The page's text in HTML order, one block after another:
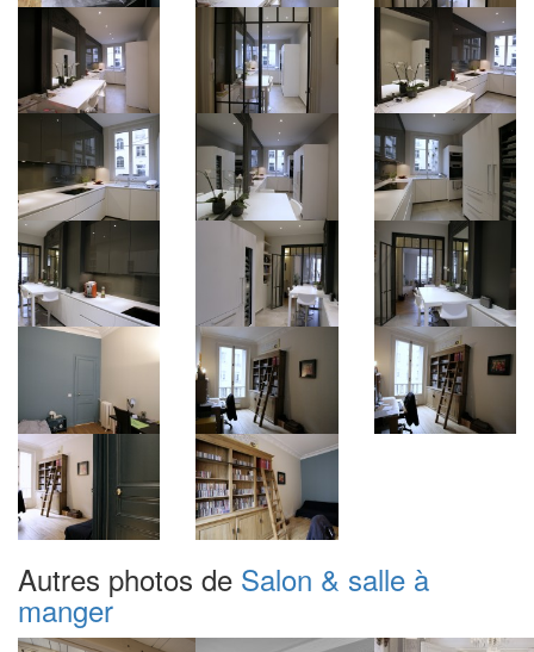
Autres photos de Salon & salle à
manger